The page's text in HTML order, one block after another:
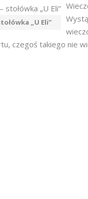
„U Eli”
czegoś takiego nie